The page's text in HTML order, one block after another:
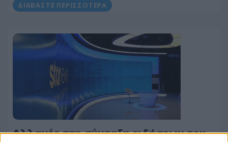
ΔΙΑΒΆΣΤΕ ΠΕΡΙΣΣΌΤΕΡΑ
Αλλαγές στη σύνταξη ειδήσεων του